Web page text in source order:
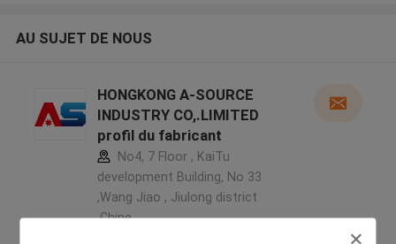
AU SUJET DE NOUS
HONGKONG A-SOURCE
INDUSTRY CO,.LIMITED
profil du fabricant
No4, 7 Floor , KaiTu
development Building, No 33
,Wang Jiao , Jiulong district
,Chine